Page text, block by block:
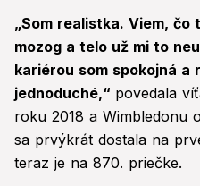
„Som realistka. Viem,
mozog a telo už mi to
kariérou som spokojná a
jednoduché,“ povedala
roku 2018 a Wimbledonu
sa prvýkrát dostala na
teraz je na 870. priečke.